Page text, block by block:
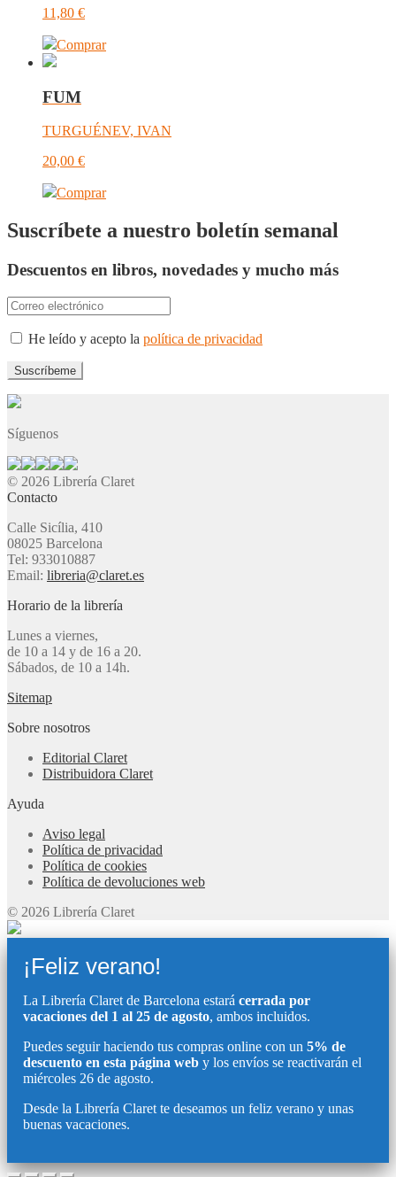
11,80 €
Comprar
FUM
TURGUÉNEV, IVAN
20,00 €
Comprar
Suscríbete a nuestro boletín semanal
Descuentos en libros, novedades y mucho más
He leído y acepto la política de privacidad
Síguenos
© 2026 Librería Claret
Contacto
Calle Sicília, 410
08025 Barcelona
Tel: 933010887
Email: libreria@claret.es
Horario de la librería
Lunes a viernes,
de 10 a 14 y de 16 a 20.
Sábados, de 10 a 14h.
Sitemap
Sobre nosotros
Editorial Claret
Distribuidora Claret
Ayuda
Aviso legal
Política de privacidad
Política de cookies
Política de devoluciones web
© 2026 Librería Claret
¡Feliz verano!
La Librería Claret de Barcelona estará cerrada por
vacaciones del 1 al 25 de agosto, ambos incluidos.
Puedes seguir haciendo tus compras online con un 5% de
descuento en esta página web y los envíos se reactivarán el
miércoles 26 de agosto.
Desde la Librería Claret te deseamos un feliz verano y unas
buenas vacaciones.